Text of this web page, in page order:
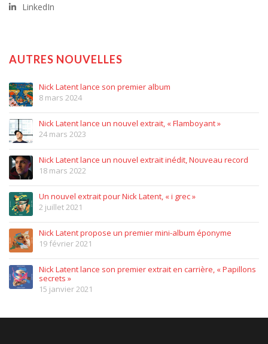
LinkedIn
AUTRES NOUVELLES
Nick Latent lance son premier album
8 mars 2024
Nick Latent lance un nouvel extrait, « Flamboyant »
24 mars 2023
Nick Latent lance un nouvel extrait inédit, Nouveau record
18 mars 2022
Un nouvel extrait pour Nick Latent, « i grec »
2 juillet 2021
Nick Latent propose un premier mini-album éponyme
19 février 2021
Nick Latent lance son premier extrait en carrière, « Papillons
secrets »
15 janvier 2021